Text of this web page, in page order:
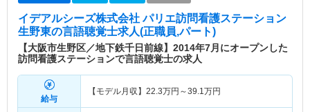
イデアルシーズ株式会社 パリエ訪問看護ステーション
生野東の言語聴覚士求人(正職員,パート)
【大阪市生野区／地下鉄千日前線】2014年7月にオープンした
訪問看護ステーションで言語聴覚士の求人
給与
【モデル月収】 22.3万円～39.1万円